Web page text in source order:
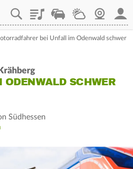
PlaylistStaupilotWetterWebcam
bei Unfall im Odenwald schwer
SCHWER
Südhessen